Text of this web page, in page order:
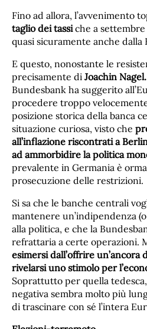
Fino ad allora, l’avvenimento
taglio dei tassiche a
quasi sicuramente anche dalla
E questo, nonostante le
precisamente di Joachin Nagel.
Bundesbank ha suggerito
procedere troppo
posizione storica della banca
situazione curiosa, visto che
all’inflazione riscontrati a
ad ammorbidire la politica
prevalente in Germania è
prosecuzione delle restrizioni.
Si sa che le banche centrali
mantenere un’indipendenza
alla politica, e che la
refrattaria a certe operazioni.
esimersi dall’offrire un’ancora
rivelarsi uno stimolo per
Soprattutto per quella
negativa sembra molto più
di trascinare con sé l’intera